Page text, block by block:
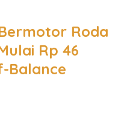
Roda
Rp 46
Balance